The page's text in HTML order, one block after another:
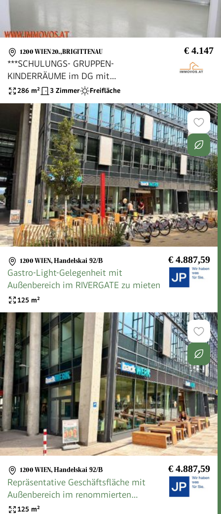
1200 WIEN 20.,BRIGITTENAU € 4.147
***SCHULUNGS- GRUPPEN-
KINDERRÄUME im DG mit
Terrassenfläche***
286 m² 3 Zimmer Freifläche
1200 WIEN, Handelskai 92/B € 4.887,59
Gastro-Light-Gelegenheit mit
Außenbereich im RIVERGATE zu mieten
125 m²
1200 WIEN, Handelskai 92/B € 4.887,59
Repräsentative Geschäftsfläche mit
Außenbereich im renommierten
RIVERGATE
125 m²